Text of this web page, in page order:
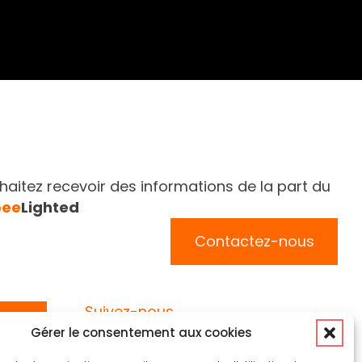
Gérer le consentement aux cookies
recevoir des informations de la part du
Lighted
Contactez-nous
Suivez-nous